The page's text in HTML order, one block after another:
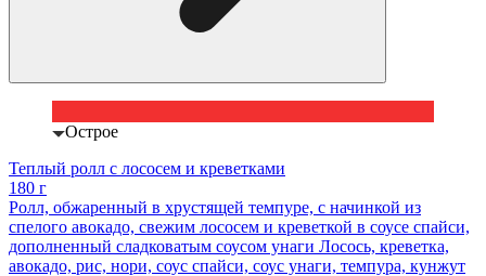
Острое
Теплый ролл с лососем и креветками
180 г
Ролл, обжаренный в хрустящей темпуре, с начинкой из
спелого авокадо, свежим лососем и креветкой в соусе спайси,
дополненный сладковатым соусом унаги Лосось, креветка,
авокадо, рис, нори, соус спайси, соус унаги, темпура, кунжут